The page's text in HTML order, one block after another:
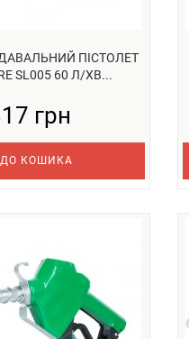
ПІСТОЛЕТ
SL005 60 Л/ХВ...
грн
ДО КОШИКА